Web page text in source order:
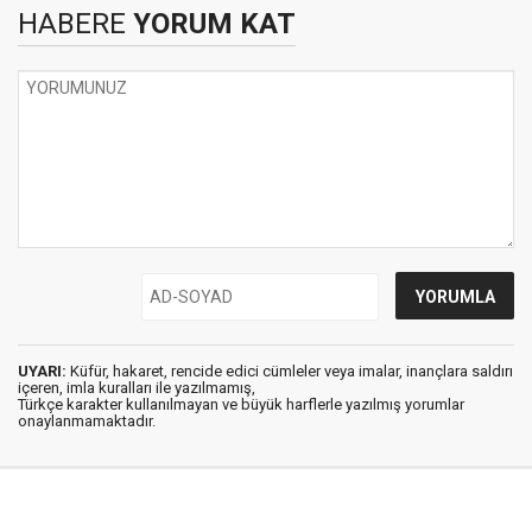
HABERE YORUM KAT
UYARI: Küfür, hakaret, rencide edici cümleler veya imalar, inançlara saldırı
içeren, imla kuralları ile yazılmamış,
Türkçe karakter kullanılmayan ve büyük harflerle yazılmış yorumlar
onaylanmamaktadır.